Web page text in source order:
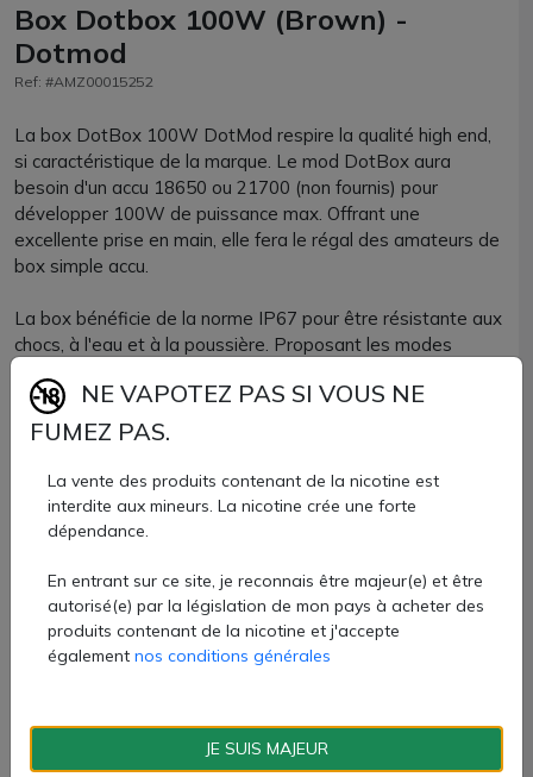
Box Dotbox 100W (Brown) -
Dotmod
Ref: #AMZ00015252
La box DotBox 100W DotMod respire la qualité high end,
si caractéristique de la marque. Le mod DotBox aura
besoin d'un accu 18650 ou 21700 (non fournis) pour
développer 100W de puissance max. Offrant une
excellente prise en main, elle fera le régal des amateurs de
box simple accu.
La box bénéficie de la norme IP67 pour être résistante aux
chocs, à l'eau et à la poussière. Proposant les modes
ByPass, contrôle de température et Stealth, la DotBox
vous propose un nouveau mode d'utilisation : le mode
Cette box DotMod est compatible avec n'importe quel
atomiseur ou clearomiseur de 25mm de diamètre max pour
La pépite DotBox par DotMod est disponible chez AZVape
de vape avec 6 coloris sublimes !
1 box DotBox 100W
NE VAPOTEZ PAS SI VOUS NE
FUMEZ PAS.
La vente des produits contenant de la nicotine est
interdite aux mineurs. La nicotine crée une forte
dépendance.
En entrant sur ce site, je reconnais être majeur(e) et être
autorisé(e) par la législation de mon pays à acheter des
produits contenant de la nicotine et j'accepte
également nos conditions générales
JE SUIS MAJEUR